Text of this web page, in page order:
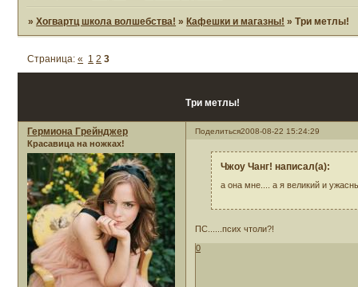
»Хогвартц школа волшебства! »Кафешки и магазны! »Три метлы!
Три метлы!
Страница:« 1 2 3
Поделиться2008-08-22 15:24:29
Гермиона Грейнджер
Красавица на ножках!
Чжоу Чанг! написал(а):
а она мне.... а я великий и
ПС......псих чтоли?!
0